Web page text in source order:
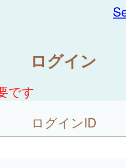
ログイン
です
ログインID